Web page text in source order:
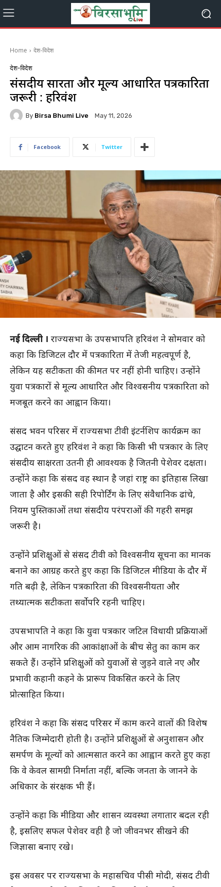
Home देश-विदेश
देश-विदेश
संसदीय साक्षरता और मूल्य आधारित पत्रकारिता
जरूरी : हरिवंश
By Birsa Bhumi Live May 11, 2026
Facebook Twitter
नई दिल्ली । राज्यसभा के उपसभापति हरिवंश ने सोमवार को
कहा कि डिजिटल दौर में पत्रकारिता में तेजी महत्वपूर्ण है,
लेकिन यह सटीकता की कीमत पर नहीं होनी चाहिए। उन्होंने
युवा पत्रकारों से मूल्य आधारित और विश्वसनीय पत्रकारिता को
मजबूत करने का आह्वान किया।
संसद भवन परिसर में राज्यसभा टीवी इंटर्नशिप कार्यक्रम का
उद्घाटन करते हुए हरिवंश ने कहा कि किसी भी पत्रकार के लिए
संसदीय साक्षरता उतनी ही आवश्यक है जितनी पेशेवर दक्षता।
उन्होंने कहा कि संसद वह स्थान है जहां राष्ट्र का इतिहास लिखा
जाता है और इसकी सही रिपोर्टिंग के लिए संवैधानिक ढांचे,
नियम पुस्तिकाओं तथा संसदीय परंपराओं की गहरी समझ
जरूरी है।
उन्होंने प्रशिक्षुओं से संसद टीवी को विश्वसनीय सूचना का मानक
बनाने का आग्रह करते हुए कहा कि डिजिटल मीडिया के दौर में
गति बढ़ी है, लेकिन पत्रकारिता की विश्वसनीयता और
तथ्यात्मक सटीकता सर्वोपरि रहनी चाहिए।
उपसभापति ने कहा कि युवा पत्रकार जटिल विधायी प्रक्रियाओं
और आम नागरिक की आकांक्षाओं के बीच सेतु का काम कर
सकते हैं। उन्होंने प्रशिक्षुओं को युवाओं से जुड़ने वाले नए और
प्रभावी कहानी कहने के प्रारूप विकसित करने के लिए
प्रोत्साहित किया।
हरिवंश ने कहा कि संसद परिसर में काम करने वालों की विशेष
नैतिक जिम्मेदारी होती है। उन्होंने प्रशिक्षुओं से अनुशासन और
समर्पण के मूल्यों को आत्मसात करने का आह्वान करते हुए कहा
कि वे केवल सामग्री निर्माता नहीं, बल्कि जनता के जानने के
अधिकार के संरक्षक भी हैं।
उन्होंने कहा कि मीडिया और शासन व्यवस्था लगातार बदल रही
है, इसलिए सफल पेशेवर वही है जो जीवनभर सीखने की
जिज्ञासा बनाए रखे।
इस अवसर पर राज्यसभा के महासचिव पीसी मोदी, संसद टीवी